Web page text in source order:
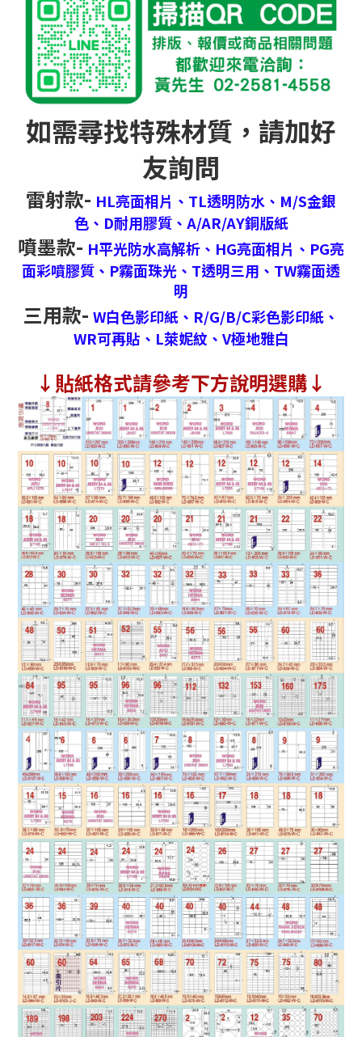
如需尋找特殊材質，請加好
友詢問
雷射款- HL亮面相片、 TL透明防水、 M/S金銀
色、 D耐用膠質、 A/AR/AY銅版紙
噴墨款- H平光防水高解析、 HG亮面相片、 PG亮
面彩噴膠質、 P霧面珠光、 T透明三用、 TW霧面透
明
三用款- W白色影印紙、 R/G/B/C彩色影印紙、
WR可再貼、 L萊妮紋、 V極地雅白
↓ 貼紙格式請參考下方說明選購↓